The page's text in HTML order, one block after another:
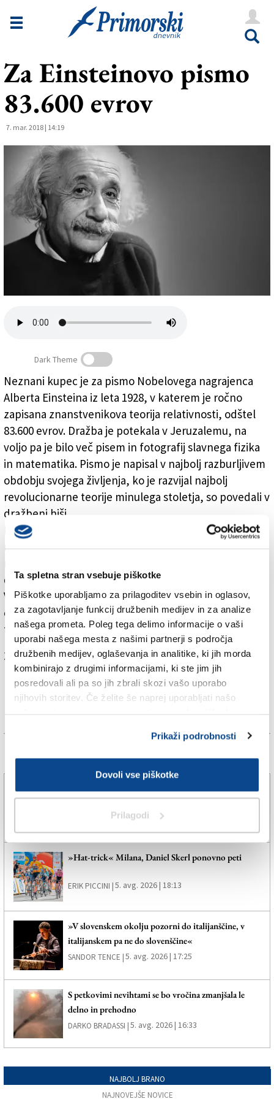
Ta spletna stran vsebuje piškotke
Piškotke uporabljamo za prilagoditev vsebin in oglasov,
za zagotavljanje funkcij družbenih medijev in za analize
našega prometa. Poleg tega delimo informacije o vaši
uporabi našega mesta z našimi partnerji s področja
družbenih medijev, oglaševanja in analitike, ki jih morda
kombinirajo z drugimi informacijami, ki ste jim jih
posredovali ali pa so jih zbrali skozi vašo uporabo
njihovih storitev. Če želite še naprej uporabljati našo
Prikaži podrobnosti
Dovoli vse piškotke
Prilagodi
Novice
Goriška
Kultura
Šport
Še
Vreme
V Kioskih
Uredništvo
Za Einsteinovo pismo
83.600 evrov
7. mar. 2018 | 14:19
Za Einsteinovo pismo 83.600 evrov
Dark Theme
Neznani kupec je za pismo Nobelovega nagrajenca
Alberta Einsteina iz leta 1928, v katerem je ročno
zapisana znanstvenikova teorija relativnosti, odštel
83.600 evrov. Dražba je potekala v Jeruzalemu, na
voljo pa je bilo več pisem in fotografij slavnega fizika
in matematika. Pismo je napisal v najbolj razburljivem
obdobju svojega življenja, ko je razvijal najbolj
revolucionarne teorije minulega stoletja, so povedali v
dražbeni hiši.
Einstein je pismo naslovil na kolega matematika z
namenom formalizacije tretje stopnje teorije
dodatno sporočilo, kjer je pojasnil svoje misli.
Veliko večjo vsoto, in sicer 1,27 milijona evrov, je sicer
en kupec odštel oktobra lani za Einsteinovo pismo s
teorijo o skrivnosti srečnega življenja.
Za branje in pisanje komentarjevje potrebna prijava
Več novic
Vseh 240 zaposlenih se bo v tovarno vrnilo
JADRAN VECCHIET |5. avg. 2026 | 19:03
»Hat-trick« Milana, Daniel Skerl ponovno peti
ERIK PICCINI |5. avg. 2026 | 18:13
»V slovenskem okolju pozorni do italijanščine, v
italijanskem pa ne do slovenščine«
SANDOR TENCE |5. avg. 2026 | 17:25
S petkovimi nevihtami se bo vročina zmanjšala le
delno in prehodno
DARKO BRADASSI |5. avg. 2026 | 16:33
NAJBOLJ BRANO
NAJNOVEJŠE NOVICE